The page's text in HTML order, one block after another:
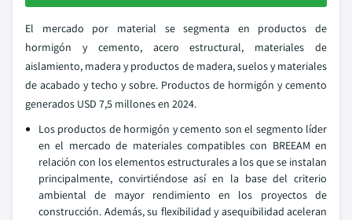
El mercado por material se segmenta en productos de
hormigón y cemento, acero estructural, materiales de
aislamiento, madera y productos de madera, suelos y materiales
de acabado y techo y sobre. Productos de hormigón y cemento
generados USD 7,5 millones en 2024.
Los productos de hormigón y cemento son el segmento líder
en el mercado de materiales compatibles con BREEAM en
relación con los elementos estructurales a los que se instalan
principalmente, convirtiéndose así en la base del criterio
ambiental de mayor rendimiento en los proyectos de
construcción. Además, su flexibilidad y asequibilidad aceleran